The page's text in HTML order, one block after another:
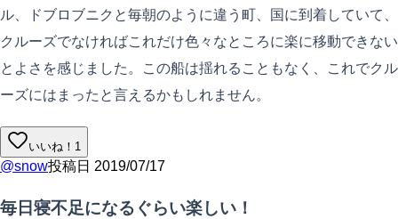
ル、ドブロブニクと毎朝のように違う町、国に到着していて、
クルーズでなければこれだけ色々なところに楽に移動できない
とよさを感じました。この船は揺れることもなく、これでクル
ーズにはまったと言えるかもしれません。
いいね！ 1
@snow投稿日 2019/07/17
毎日寝不足になるぐらい楽しい！